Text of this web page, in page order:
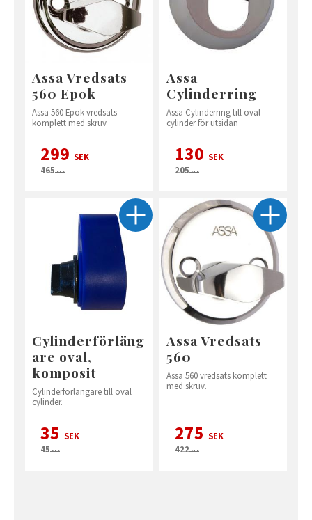
Assa Vredsats
560 Epok
Assa 560 Epok vredsats
komplett med skruv
299 SEK
465SEK
Assa
Cylinderring
Assa Cylinderring till oval
cylinder för utsidan
130 SEK
205SEK
Cylinderförläng
are oval,
komposit
Cylinderförlängare till oval
cylinder.
35 SEK
45SEK
Assa Vredsats
560
Assa 560 vredsats komplett
med skruv.
275 SEK
422SEK